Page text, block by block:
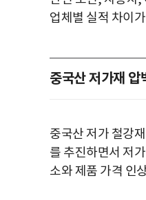
업체별 실적 차이
중국산 저가재
중국산 저가 철강
를 추진하면서 저
소와 제품 가격 인